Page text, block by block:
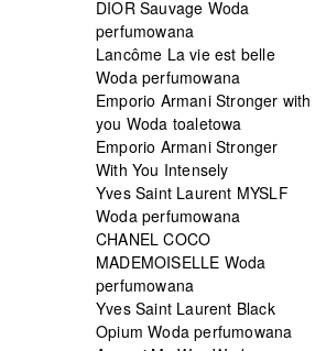
DIOR Sauvage Woda
perfumowana
Lancôme La vie est belle
Woda perfumowana
Emporio Armani Stronger with
you Woda toaletowa
Emporio Armani Stronger
With You Intensely
Yves Saint Laurent MYSLF
Woda perfumowana
CHANEL COCO
MADEMOISELLE Woda
perfumowana
Yves Saint Laurent Black
Opium Woda perfumowana